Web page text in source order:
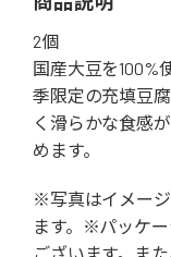
2個
国産大豆を100%
季限定の充填豆
く滑らかな食感
めます。
※写真はイメー
ます。※パッケ